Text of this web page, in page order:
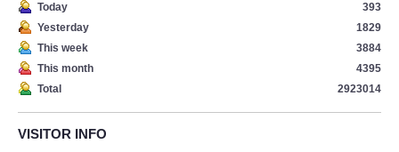
Today
393
Yesterday
1829
This week
3884
This month
4395
Total
2923014
VISITOR INFO